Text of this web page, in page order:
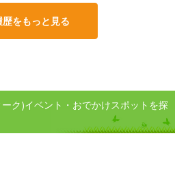
をもっと見る
ク)イベント・おでかけスポットを探